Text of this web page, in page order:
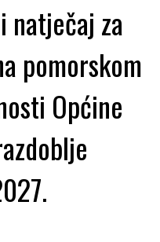
natječaj za
pomorskom
Općine